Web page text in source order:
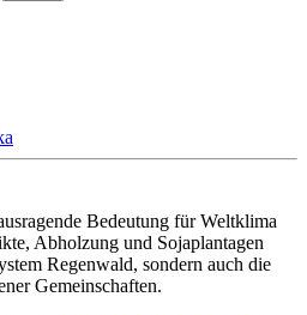
Bedeutung für Weltklima
Abholzung und Sojaplantagen
Regenwald, sondern auch die
Gemeinschaften.